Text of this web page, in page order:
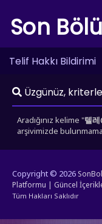
Son
Telif Hakkı Bildirimi
Üzgünüz,
Aradığınız kelime "텔
arşivimizde
Copyright © 2026
Platformu | Güncel
Tüm Hakları Saklıdır